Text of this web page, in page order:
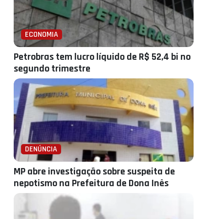
ECONOMIA
Petrobras tem lucro líquido de R$ 52,4 bi no
segundo trimestre
DENÚNCIA
MP abre investigação sobre suspeita de
nepotismo na Prefeitura de Dona Inês